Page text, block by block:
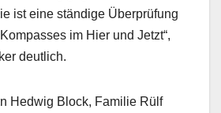
ist eine ständige Überprüfung
im Hier und Jetzt“,
deutlich.
Hedwig Block, Familie Rülf